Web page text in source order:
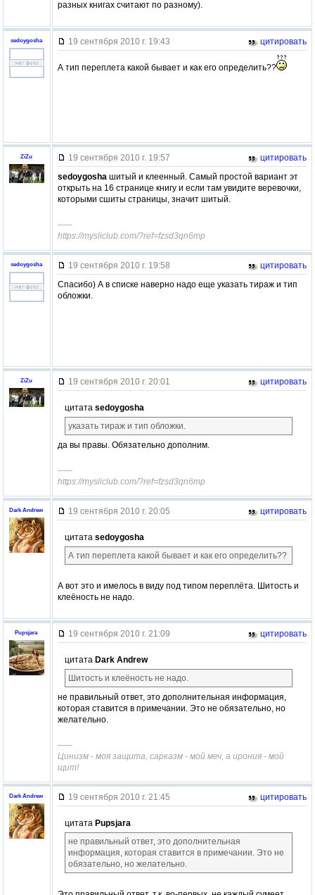
разных книгах считают по разному).
sedoygosha 19 сентября 2010 г. 19:43 цитировать
А тип переплета какой бывает и как его определить??
ZiZu 19 сентября 2010 г. 19:57
цитировать
sedoygosha шитый и клеенный. Самый простой вариант эт
открыть на 16 странице книгу и если там увидите веревочки,
которыми сшиты страницы, значит шитый.
–––
https://mysliclub.com/?ref=fzsd3qn6mp
sedoygosha 19 сентября 2010 г. 19:58
цитировать
Спасибо) А в списке наверно надо еще указать тираж и тип
обложки.
ZiZu 19 сентября 2010 г. 20:01 цитировать
цитата sedoygosha
указать тираж и тип обложки.
да вы правы. Обязательно дополним.
–––
https://mysliclub.com/?ref=fzsd3qn6mp
Dark Andrew 19 сентября 2010 г. 20:05 цитировать
цитата sedoygosha
А тип переплета какой бывает и как его определить??
А вот это и имелось в виду под типом переплёта. Шитость и
клеёность не надо.
Pupsjara 19 сентября 2010 г. 21:09 цитировать
цитата Dark Andrew
Шитость и клеёность не надо.
не правильный ответ, это дополнительная информация,
которая ставится в примечании. Это не обязательно, но
желательно.
–––
Цинизм - моя защита, сарказм - мой меч, а ирония - мой
щит!
Dark Andrew 19 сентября 2010 г. 21:45 цитировать
цитата Pupsjara
не правильный ответ, это дополнительная
информация, которая ставится в примечании. Это не
обязательно, но желательно.